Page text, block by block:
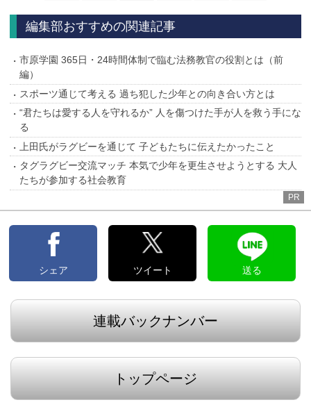
へ
へ
編集部おすすめの関連記事
市原学園 365日・24時間体制で臨む法務教官の役割とは（前
編）
スポーツ通じて考える 過ち犯した少年との向き合い方とは
“君たちは愛する人を守れるか” 人を傷つけた手が人を救う手にな
る
上田氏がラグビーを通じて 子どもたちに伝えたかったこと
タグラグビー交流マッチ 本気で少年を更生させようとする 大人
たちが参加する社会教育
PR
シェア ツイート 送る
連載バックナンバー
トップページ